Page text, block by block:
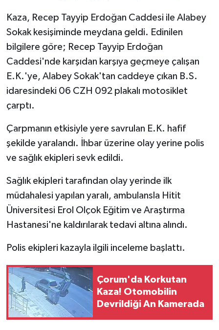
Kaza, Recep Tayyip Erdoğan Caddesi ile Alabey
Sokak kesişiminde meydana geldi. Edinilen
bilgilere göre; Recep Tayyip Erdoğan
Caddesi'nde karşıdan karşıya geçmeye çalışan
E.K.'ye, Alabey Sokak'tan caddeye çıkan B.S.
idaresindeki 06 CZH 092 plakalı motosiklet
çarptı.
Çarpmanın etkisiyle yere savrulan E.K. hafif
şekilde yaralandı. İhbar üzerine olay yerine polis
ve sağlık ekipleri sevk edildi.
Sağlık ekipleri tarafından olay yerinde ilk
müdahalesi yapılan yaralı, ambulansla Hitit
Üniversitesi Erol Olçok Eğitim ve Araştırma
Hastanesi'ne kaldırılarak tedavi altına alındı.
Polis ekipleri kazayla ilgili inceleme başlattı.
Çorum'da Korkutan
Kaza! Otomobilin
Devrildiği An Kamerada